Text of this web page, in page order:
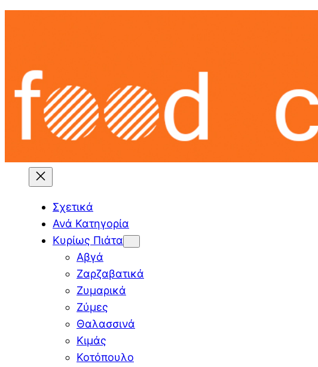
Skip
Σχετικά
Ανά Κατηγορία
Κυρίως Πιάτα
Αβγά
Ζαρζαβατικά
Ζυμαρικά
Ζύμες
Θαλασσινά
Κιμάς
Κοτόπουλο